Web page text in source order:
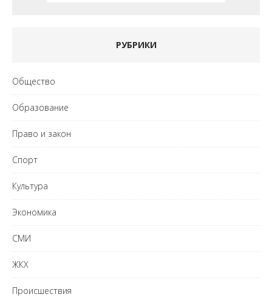
РУБРИКИ
Общество
Образование
Право и закон
Спорт
Культура
Экономика
СМИ
ЖКХ
Происшествия